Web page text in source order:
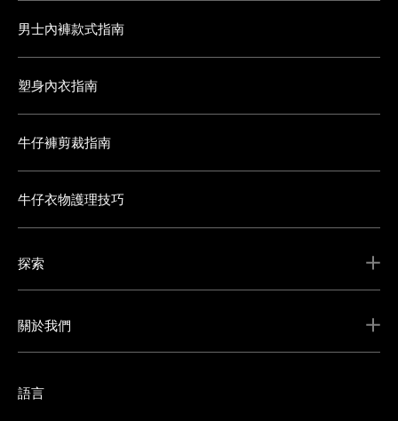
男士內褲款式指南
塑身內衣指南
牛仔褲剪裁指南
牛仔衣物護理技巧
探索
關於我們
語言